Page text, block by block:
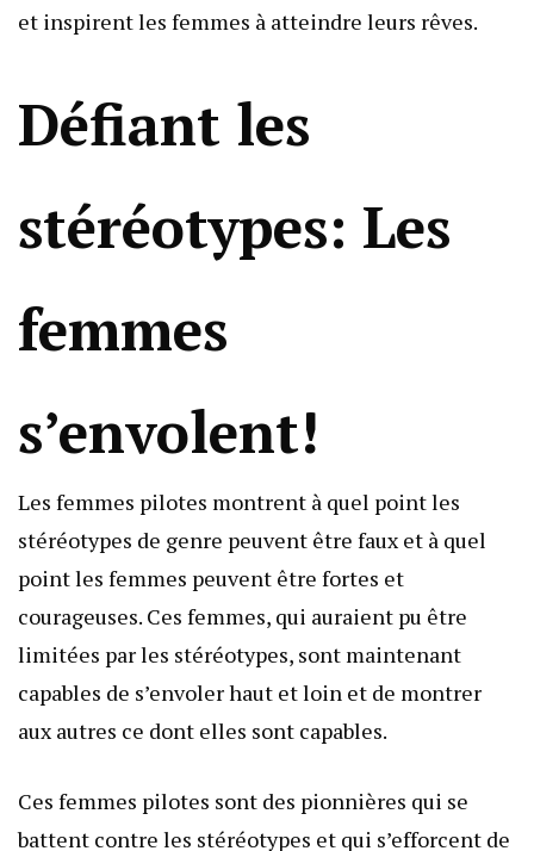
et inspirent les femmes à atteindre leurs rêves.
Défiant les
stéréotypes: Les
femmes
s’envolent!
Les femmes pilotes montrent à quel point les
stéréotypes de genre peuvent être faux et à quel
point les femmes peuvent être fortes et
courageuses. Ces femmes, qui auraient pu être
limitées par les stéréotypes, sont maintenant
capables de s’envoler haut et loin et de montrer
aux autres ce dont elles sont capables.
Ces femmes pilotes sont des pionnières qui se
battent contre les stéréotypes et qui s’efforcent de